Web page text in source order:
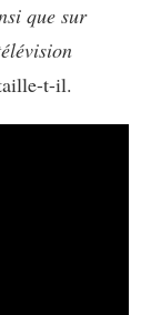
que sur
t-il.